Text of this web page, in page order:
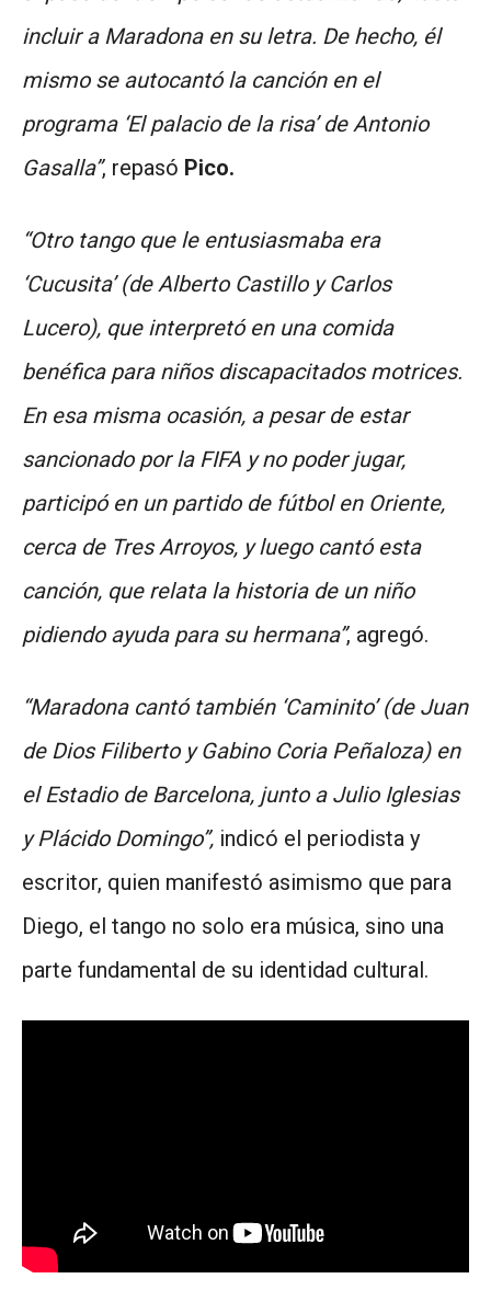
incluir a Maradona en su letra. De hecho, él
mismo se autocantó la canción en el
programa ‘El palacio de la risa’ de Antonio
Gasalla”, repasó Pico.
“Otro tango que le entusiasmaba era
‘Cucusita’ (de Alberto Castillo y Carlos
Lucero), que interpretó en una comida
benéfica para niños discapacitados motrices.
En esa misma ocasión, a pesar de estar
sancionado por la FIFA y no poder jugar,
participó en un partido de fútbol en Oriente,
cerca de Tres Arroyos, y luego cantó esta
canción, que relata la historia de un niño
pidiendo ayuda para su hermana”, agregó.
“Maradona cantó también ‘Caminito’ (de Juan
de Dios Filiberto y Gabino Coria Peñaloza) en
el Estadio de Barcelona, junto a Julio Iglesias
y Plácido Domingo”, indicó el periodista y
escritor, quien manifestó asimismo que para
Diego, el tango no solo era música, sino una
parte fundamental de su identidad cultural.